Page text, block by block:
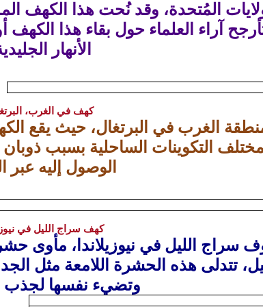
المُتحدة، وقد نُحت هذا الكهف
آراء العلماء حول بقاء هذا الكهف
الأنهار
كهف في الغرب،
الغرب في البرتغال، حيث يقع
التكوينات الساحلية بسبب
الوصول إليه عبر
كهف سراج الليل في
سراج الليل في نيوزيلاندا، مأوى
تتدلى هذه الحشرة اللامعة مثل
وتضيء نفسها لجذب